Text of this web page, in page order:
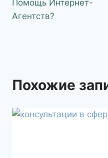
Помощь Интернет-
Агентств?
Похожие